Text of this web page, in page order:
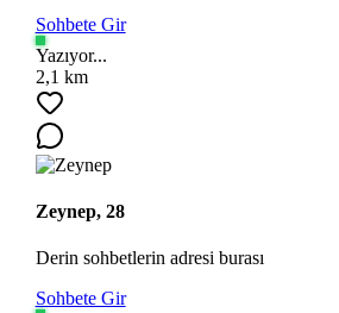
Sohbete Gir
Yazıyor...
2,1 km
Zeynep, 28
Derin sohbetlerin adresi burası
Sohbete Gir